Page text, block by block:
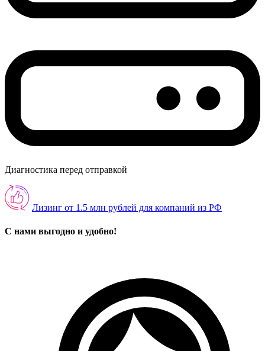
Диагностика перед отправкой
Лизинг от 1.5 млн рублей для компаний из РФ
С нами выгодно и удобно!